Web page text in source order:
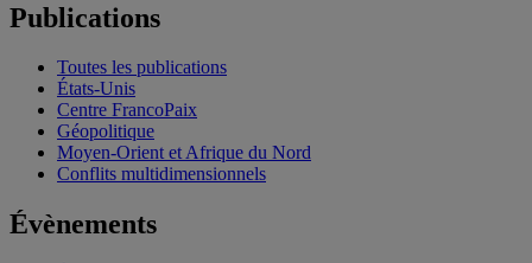
Publications
Toutes les publications
États-Unis
Centre FrancoPaix
Géopolitique
Moyen-Orient et Afrique du Nord
Conflits multidimensionnels
Évènements